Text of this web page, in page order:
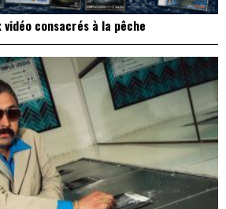
consacrés à la pêche